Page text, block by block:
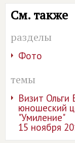
См. также
разделы
Фото
темы
Визит
юношеский
"Умиление"
15 ноября